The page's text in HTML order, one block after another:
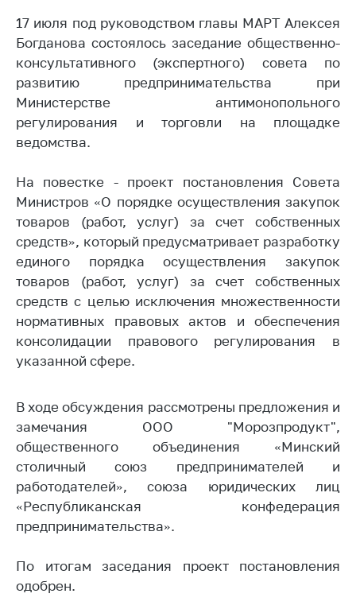
жизнь
Идеологическая
работа
Официальные
геральдические
символы
Деятельность
Ценовая политика
Антимонопольное
регулирование и
конкуренция
Торговля и услуги
Регулирование и
контроль закупок
потребителей
Регулирование
рекламной
деятельности
Международное
сотрудничество
Применение мер
регулирования
Биржевая торговля
17 июля под руководством главы МАРТ Алексея
Богданова состоялось заседание общественно-
консультативного (экспертного) совета по
развитию предпринимательства при
Министерстве антимонопольного
регулирования и торговли на площадке
ведомства.
На повестке - проект постановления Совета
Министров «О порядке осуществления закупок
товаров (работ, услуг) за счет собственных
средств», который предусматривает разработку
единого порядка осуществления закупок
товаров (работ, услуг) за счет собственных
средств с целью исключения множественности
нормативных правовых актов и обеспечения
консолидации правового регулирования в
указанной сфере.
В ходе обсуждения рассмотрены предложения и
замечания ООО "Морозпродукт",
общественного объединения «Минский
столичный союз предпринимателей и
работодателей», союза юридических лиц
«Республиканская конфедерация
предпринимательства».
По итогам заседания проект постановления
одобрен.